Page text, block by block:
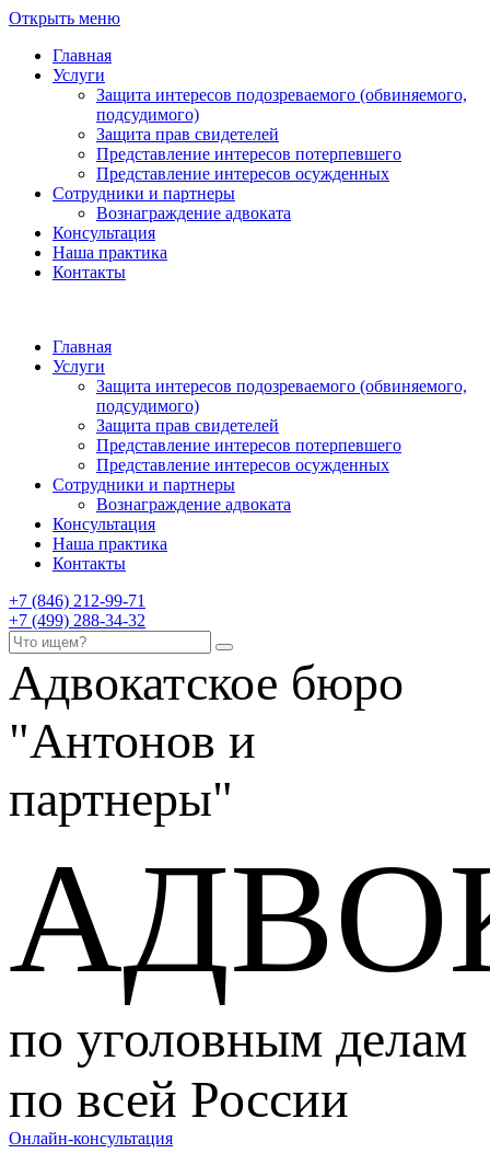
Открыть меню
Главная
Услуги
Защита интересов подозреваемого (обвиняемого,
подсудимого)
Защита прав свидетелей
Представление интересов потерпевшего
Представление интересов осужденных
Сотрудники и партнеры
Вознаграждение адвоката
Консультация
Наша практика
Контакты
Главная
Услуги
Защита интересов подозреваемого (обвиняемого,
подсудимого)
Защита прав свидетелей
Представление интересов потерпевшего
Представление интересов осужденных
Сотрудники и партнеры
Вознаграждение адвоката
Консультация
Наша практика
Контакты
+7 (846) 212-99-71
+7 (499) 288-34-32
Адвокатское бюро
"Антонов и
партнеры"
по уголовным делам
по всей России
Онлайн-консультация